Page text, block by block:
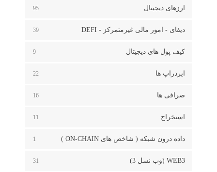
ارزهای دیجیتال 95
دیفای - امور مالی غیرمتمرکز - DEFI 39
کیف پول های دیجیتال 9
ایردراپ ها 22
صرافی ها 16
استخراج 11
داده درون شبکه ( شاخص های ON-CHAIN ) 1
WEB3 (وب نسل 3) 31